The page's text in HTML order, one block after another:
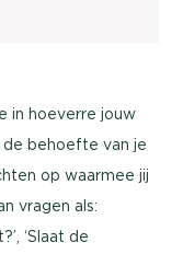
in hoeverre jouw
behoefte van je
op waarmee jij
vragen als:
‘Slaat de